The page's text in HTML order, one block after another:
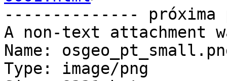
--------------
A non-text attachment
Name:
Type: image/png